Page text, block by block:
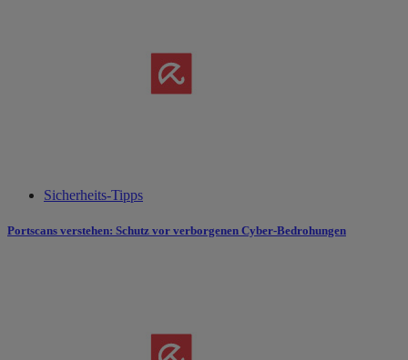
Sicherheits-Tipps
Portscans verstehen: Schutz vor verborgenen Cyber-Bedrohungen